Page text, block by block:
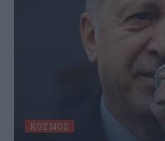
ΚΌΣΜΟΣ